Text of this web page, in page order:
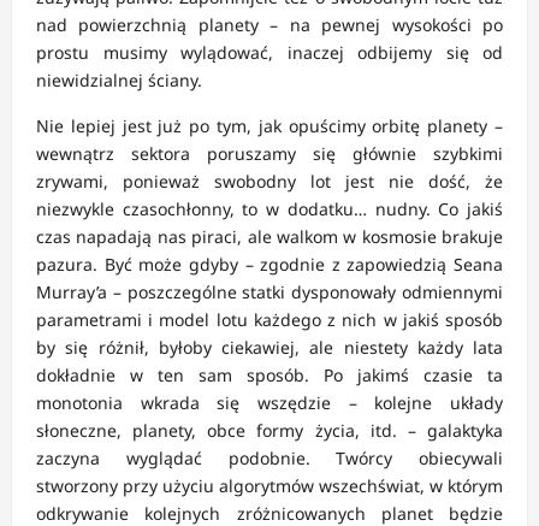
nad powierzchnią planety – na pewnej wysokości po
prostu musimy wylądować, inaczej odbijemy się od
niewidzialnej ściany.
Nie lepiej jest już po tym, jak opuścimy orbitę planety –
wewnątrz sektora poruszamy się głównie szybkimi
zrywami, ponieważ swobodny lot jest nie dość, że
niezwykle czasochłonny, to w dodatku… nudny. Co jakiś
czas napadają nas piraci, ale walkom w kosmosie brakuje
pazura. Być może gdyby – zgodnie z zapowiedzią Seana
Murray’a – poszczególne statki dysponowały odmiennymi
parametrami i model lotu każdego z nich w jakiś sposób
by się różnił, byłoby ciekawiej, ale niestety każdy lata
dokładnie w ten sam sposób. Po jakimś czasie ta
monotonia wkrada się wszędzie – kolejne układy
słoneczne, planety, obce formy życia, itd. – galaktyka
zaczyna wyglądać podobnie. Twórcy obiecywali
stworzony przy użyciu algorytmów wszechświat, w którym
odkrywanie kolejnych zróżnicowanych planet będzie